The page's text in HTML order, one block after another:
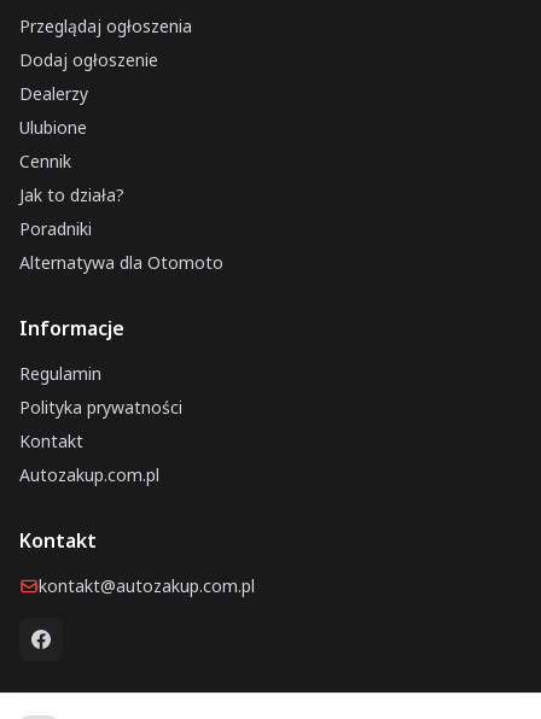
Przeglądaj ogłoszenia
Dodaj ogłoszenie
Dealerzy
Ulubione
Cennik
Jak to działa?
Poradniki
Alternatywa dla Otomoto
Informacje
Regulamin
Polityka prywatności
Kontakt
Autozakup.com.pl
Kontakt
kontakt@autozakup.com.pl